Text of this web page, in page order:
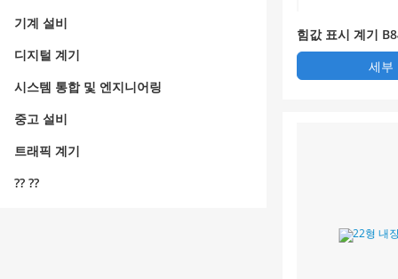
기계 설비
디지털 계기
시스템 통합 및 엔지니어링
중고 설비
트래픽 계기
?? ??
힘값 표시 계기
세부